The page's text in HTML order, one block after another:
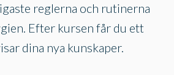
reglerna och rutinerna
Efter kursen får du ett
dina nya kunskaper.